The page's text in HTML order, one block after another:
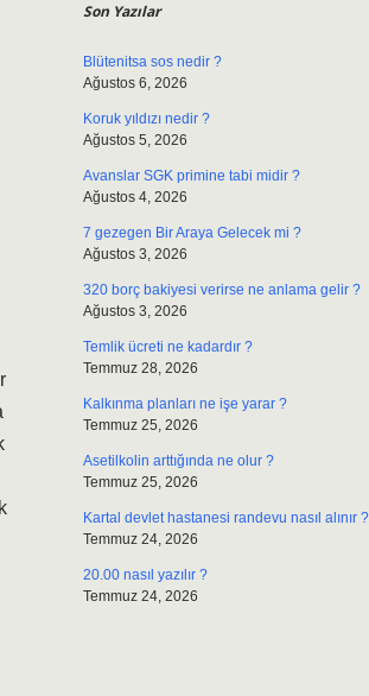
Son Yazılar
Blütenitsa sos nedir ?
Ağustos 6, 2026
Koruk yıldızı nedir ?
Ağustos 5, 2026
Avanslar SGK primine tabi midir ?
Ağustos 4, 2026
7 gezegen Bir Araya Gelecek mi ?
Ağustos 3, 2026
320 borç bakiyesi verirse ne anlama gelir ?
Ağustos 3, 2026
Temlik ücreti ne kadardır ?
Temmuz 28, 2026
Kalkınma planları ne işe yarar ?
Temmuz 25, 2026
Asetilkolin arttığında ne olur ?
Temmuz 25, 2026
Kartal devlet hastanesi randevu nasıl alınır ?
Temmuz 24, 2026
20.00 nasıl yazılır ?
Temmuz 24, 2026